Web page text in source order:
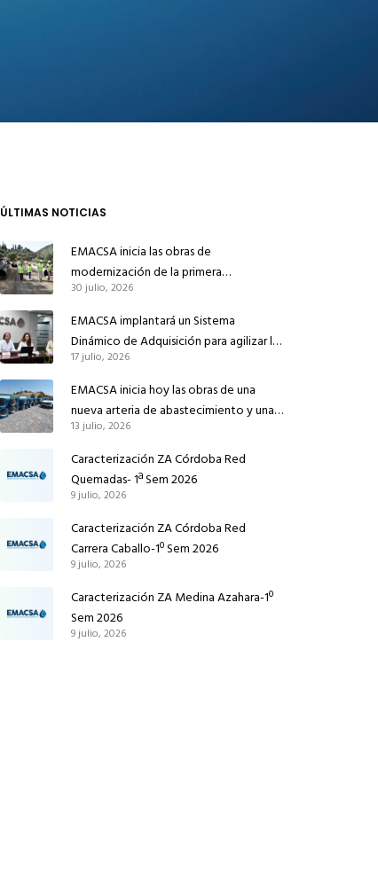
ÚLTIMAS NOTICIAS
EMACSA inicia las obras de
modernización de la primera
conducción de abastecimiento para
reforzar el suministro de agua de
Córdoba
30 julio, 2026
EMACSA implantará un Sistema
Dinámico de Adquisición para agilizar la
contratación de obras en sus redes e
instalaciones
17 julio, 2026
EMACSA inicia hoy las obras de una
nueva arteria de abastecimiento y una
red de agua no potable en Ingeniero
Ruiz de Azúa
13 julio, 2026
Caracterización ZA Córdoba Red
Quemadas- 1ª Sem 2026
9 julio, 2026
Caracterización ZA Córdoba Red
Carrera Caballo-1º Sem 2026
9 julio, 2026
Caracterización ZA Medina Azahara-1º
Sem 2026
9 julio, 2026